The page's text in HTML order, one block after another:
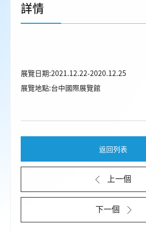
詳情
展覽日期:2021.12.22-2020.12.25
展覽地點:台中國際展覽館
上一個
返回列表
下一個